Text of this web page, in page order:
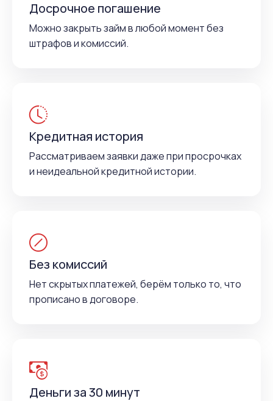
Досрочное погашение
Можно закрыть займ в любой момент без
штрафов и комиссий.
Кредитная история
Рассматриваем заявки даже при просрочках
и неидеальной кредитной истории.
Без комиссий
Нет скрытых платежей, берём только то, что
прописано в договоре.
Деньги за 30 минут